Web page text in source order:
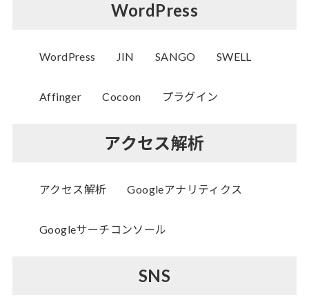
WordPress
WordPress JIN SANGO SWELL
Affinger Cocoon プラグイン
アクセス解析
アクセス解析 Googleアナリティクス
Googleサーチコンソール
SNS